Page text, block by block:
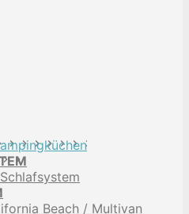
Beach / Multivan